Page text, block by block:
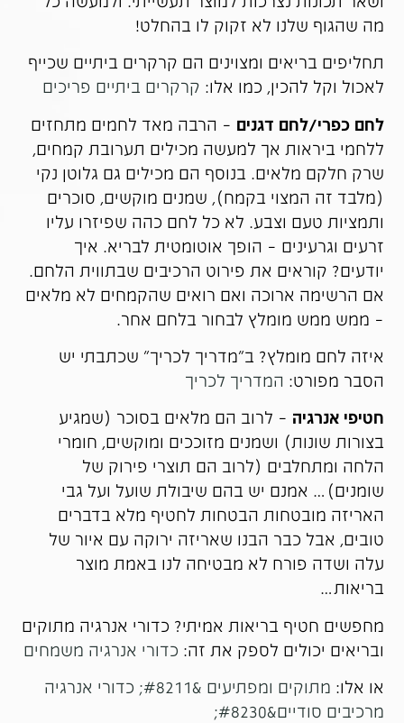
מה שהגוף שלנו לא זקוק לו בהחלט!
תחליפים בריאים ומצוינים הם קרקרים ביתיים שכייף
לאכול וקל להכין, כמו אלו: קרקרים ביתיים פריכים
לחם כפרי/לחם דגנים – הרבה מאד לחמים מתחזים
ללחמי ביראות אך למעשה מכילים תערובת קמחים,
שרק חלקם מלאים. בנוסף הם מכילים גם גלוטן נקי
(מלבד זה המצוי בקמח), שמנים מוקשים, סוכרים
ותמציות טעם וצבע. לא כל לחם כהה שפיזרו עליו
זרעים וגרעינים – הופך אוטומטית לבריא. איך
יודעים? קוראים את פירוט הרכיבים שבתווית הלחם.
אם הרשימה ארוכה ואם רואים שהקמחים לא מלאים
– ממש ממש מומלץ לבחור בלחם אחר.
איזה לחם מומלץ? ב"מדריך לכריך" שכתבתי יש
הסבר מפורט: המדריך לכריך
חטיפי אנרגיה – לרוב הם מלאים בסוכר (שמגיע
בצורות שונות) ושמנים מזוככים ומוקשים, חומרי
הלחה ומתחלבים (לרוב הם תוצרי פירוק של
שומנים)… אמנם יש בהם שיבולת שועל ועל גבי
האריזה מובטחות הבטחות לחטיף מלא בדברים
טובים, אבל כבר הבנו שאריזה ירוקה עם איור של
עלה ושדה פורח לא מבטיחה לנו באמת מוצר
בריאות…
מחפשים חטיף בריאות אמיתי? כדורי אנרגיה מתוקים
ובריאים יכולים לספק את זה: כדורי אנרגיה משמחים
או אלו:
מתוקים ומפתיעים &#8211; כדורי אנרגיה
מרכיבים סודיים&#8230;